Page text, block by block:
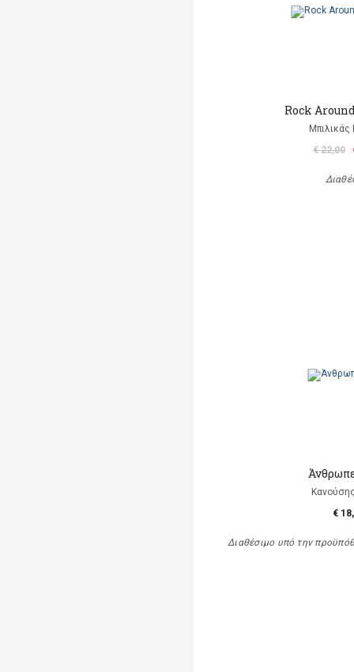
Rock
Μπιλικάς
€ 22,00
€
Διαθέσιμο υπό την